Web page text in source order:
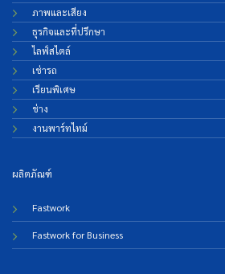
ภาพและเสียง
ธุรกิจและที่ปรึกษา
ไลฟ์สไตล์
เช่ารถ
เรียนพิเศษ
ช่าง
งานพาร์ทไทม์
ผลิตภัณฑ์
Fastwork
Fastwork for Business